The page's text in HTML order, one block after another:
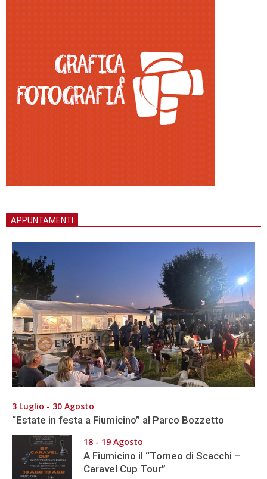
APPUNTAMENTI
3 Luglio - 30 Agosto
“Estate in festa a Fiumicino” al Parco Bozzetto
18 - 19 Agosto
A Fiumicino il “Torneo di Scacchi –
Caravel Cup Tour”